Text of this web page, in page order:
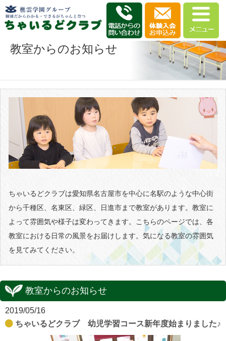
教室からのお知らせ
ちゃいるどクラブは愛知県名古屋市を中心に名駅のような中心街
から千種区、名東区、緑区、日進市まで教室があります。教室に
よって雰囲気や様子は変わってきます。こちらのページでは、各
教室における日常の風景をお届けします。気になる教室の雰囲気
を見てみてください。
教室からのお知らせ
2019/05/16
ちゃいるどクラブ 幼児学習コース新年度始まりました♪